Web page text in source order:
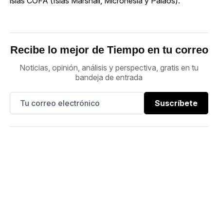
Recibe lo mejor de Tiempo en tu correo
Noticias, opinión, análisis y perspectiva, gratis en tu
bandeja de entrada
Suscríbete